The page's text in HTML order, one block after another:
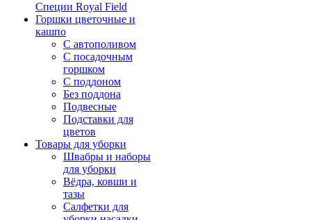
Специи Royal Field
Горшки цветочные и
кашпо
С автополивом
С посадочным
горшком
С поддоном
Без поддона
Подвесные
Подставки для
цветов
Товары для уборки
Швабры и наборы
для уборки
Вёдра, ковши и
тазы
Салфетки для